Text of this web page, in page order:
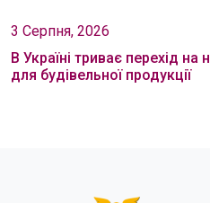
3 Серпня, 2026
В Україні триває перехід на
для будівельної продукції